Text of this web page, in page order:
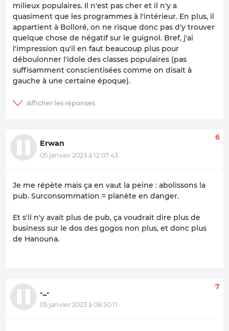
milieux populaires. Il n'est pas cher et il n'y a
quasiment que les programmes à l'intérieur. En plus, il
appartient à Bolloré, on ne risque donc pas d'y trouver
quelque chose de négatif sur le guignol. Bref, j'ai
l'impression qu'il en faut beaucoup plus pour
déboulonner l'idole des classes populaires (pas
suffisamment conscientisées comme on disait à
gauche à une certaine époque).
Erwan
05 janvier 2023 à 12:07:43
6
Je me répète mais ça en vaut la peine : abolissons la
pub. Surconsommation = planète en danger.
Et s'il n'y avait plus de pub, ça voudrait dire plus de
business sur le dos des gogos non plus, et donc plus
de Hanouna.
-_-
05 janvier 2023 à 08:50:11
7